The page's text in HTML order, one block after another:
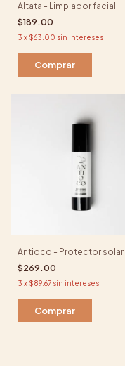
Altata - Limpiador facial
$189.00
3 x $63.00 sin intereses
Comprar
Antioco - Protector solar
$269.00
3 x $89.67 sin intereses
Comprar